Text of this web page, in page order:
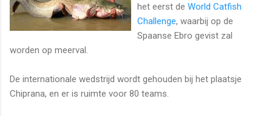
het eerst de World Catfish
Challenge, waarbij op de
Spaanse Ebro gevist zal
worden op meerval.
De internationale wedstrijd wordt gehouden bij het plaatsje
Chiprana, en er is ruimte voor 80 teams.